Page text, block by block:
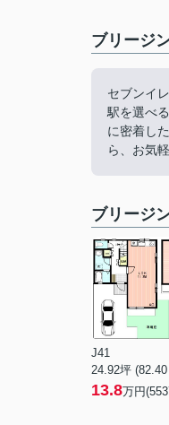
ブリージ
セブンイ
駅を選べ
に密着し
ら、お気
ブリージ
J41
24.92坪
13.8万円